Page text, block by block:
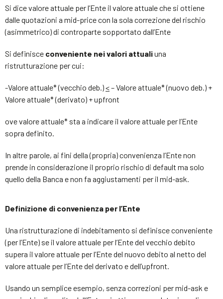
Si dice valore attuale per l’Ente il valore attuale che si ottiene
dalle quotazioni a mid-price con la sola correzione del rischio
(asimmetrico) di controparte sopportato dall’Ente
Si definisce conveniente nei valori attualiuna
ristrutturazione per cui:
-Valore attuale* (vecchio deb.)<– Valore attuale* (nuovo deb.) +
Valore attuale* (derivato) + upfront
ove valore attuale* sta a indicare il valore attuale per l’Ente
sopra definito.
In altre parole, ai fini della (propria) convenienza l’Ente non
prende in considerazione il proprio rischio di default ma solo
quello della Banca e non fa aggiustamenti per il mid-ask.
Definizione di convenienza per l’Ente
Una ristrutturazione di indebitamento si definisce conveniente
(per l’Ente) se il valore attuale per l’Ente del vecchio debito
supera il valore attuale per l’Ente del nuovo debito al netto del
valore attuale per l’Ente del derivato e dell’upfront.
Usando un semplice esempio, senza correzioni per mid-ask e